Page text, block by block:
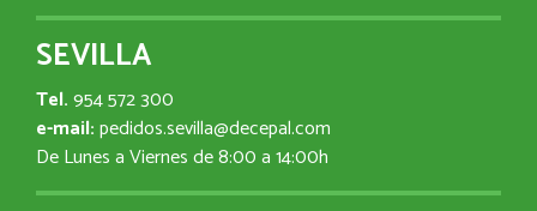
SEVILLA
Tel.954 572 300
e-mail:pedidos.sevilla@decepal.com
De Lunes a Viernes de 8:00 a 14:00h